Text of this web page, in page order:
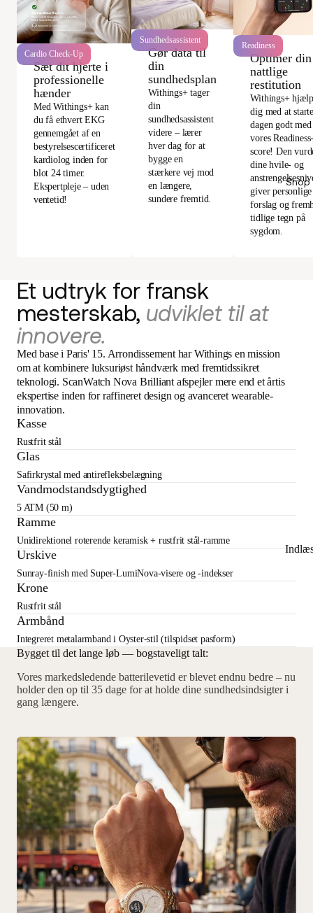
Shop
Cardio Check-Up
Sæt dit hjerte i
professionelle
hænder
Med Withings+ kan
du få ethvert EKG
gennemgået af en
bestyrelsescertificeret
kardiolog inden for
blot 24 timer.
Ekspertpleje – uden
ventetid!
Sundhedsassistent
Gør data til
din
sundhedsplan
Withings+ tager
din
sundhedsassistent
videre – lærer
hver dag for at
bygge en
stærkere vej mod
en længere,
sundere fremtid.
Readiness
Optimer din
nattlige
restitution
Withings+
dig med at
dagen godt med
vores
score! Den
dine hvile- og
giver personlige
forslag og
tidlige tegn på
sygdom.
Et udtryk for fransk
mesterskab, udviklet til at
innovere.
Med base i Paris' 15. Arrondissement har Withings en mission
om at kombinere luksuriøst håndværk med fremtidssikret
teknologi. ScanWatch Nova Brilliant afspejler mere end et årtis
ekspertise inden for raffineret design og avanceret wearable-
innovation.
Kasse
Rustfrit stål
Glas
Safirkrystal med antirefleksbelægning
Vandmodstandsdygtighed
5 ATM (50 m)
Ramme
Unidirektionel roterende keramisk + rustfrit stål-ramme
Urskive
Sunray-finish med Super-LumiNova-visere og -indekser
Krone
Rustfrit stål
Armbånd
Integreret metalarmband i Oyster-stil (tilspidset pasform)
Bygget til det lange løb — bogstaveligt talt:
Vores markedsledende batterilevetid er blevet endnu bedre – nu
holder den op til 35 dage for at holde dine sundhedsindsigter i
gang længere.